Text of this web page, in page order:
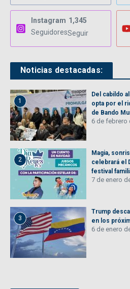
Instagram 1,345
SeguidoresSeguir
Noticias destacadas:
1
Del cabildo
opta por el
de Bando
6 de febrero
2
Magia,
celebrará el
festival
7 de enero
3
Trump
en los
6 de enero